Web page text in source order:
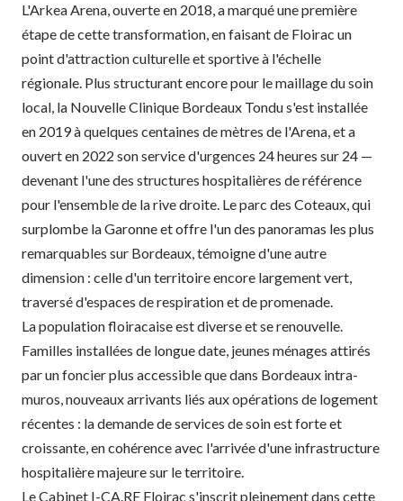
L'Arkea Arena, ouverte en 2018, a marqué une première
étape de cette transformation, en faisant de Floirac un
point d'attraction culturelle et sportive à l'échelle
régionale. Plus structurant encore pour le maillage du soin
local, la Nouvelle Clinique Bordeaux Tondu s'est installée
en 2019 à quelques centaines de mètres de l'Arena, et a
ouvert en 2022 son service d'urgences 24 heures sur 24 —
devenant l'une des structures hospitalières de référence
pour l'ensemble de la rive droite. Le parc des Coteaux, qui
surplombe la Garonne et offre l'un des panoramas les plus
remarquables sur Bordeaux, témoigne d'une autre
dimension : celle d'un territoire encore largement vert,
traversé d'espaces de respiration et de promenade.
La population floiracaise est diverse et se renouvelle.
Familles installées de longue date, jeunes ménages attirés
par un foncier plus accessible que dans Bordeaux intra-
muros, nouveaux arrivants liés aux opérations de logement
récentes : la demande de services de soin est forte et
croissante, en cohérence avec l'arrivée d'une infrastructure
hospitalière majeure sur le territoire.
Le Cabinet I-CA.RE Floirac s'inscrit pleinement dans cette